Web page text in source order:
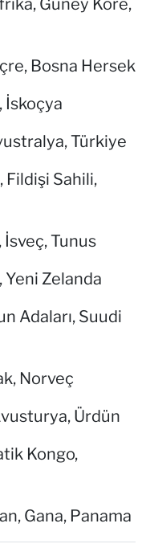
Güney Kore,
Bosna Hersek
İskoçya
Türkiye
Fildişi Sahili,
İsveç, Tunus
Yeni Zelanda
Adaları, Suudi
Norveç
Ürdün
Kongo,
Gana, Panama